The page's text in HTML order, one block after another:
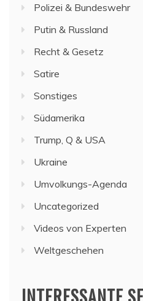
Polizei & Bundeswehr
Putin & Russland
Recht & Gesetz
Satire
Sonstiges
Südamerika
Trump, Q & USA
Ukraine
Umvolkungs-Agenda
Uncategorized
Videos von Experten
Weltgeschehen